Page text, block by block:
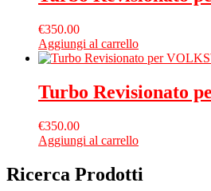
€350.00
Aggiungi al carrello
Turbo Revisionato
€350.00
Aggiungi al carrello
Ricerca Prodotti